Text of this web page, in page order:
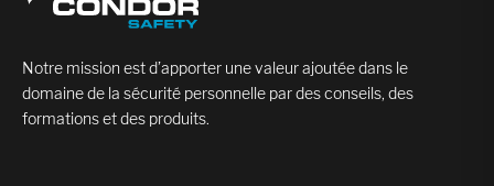
Notre mission est d’apporter une valeur ajoutée dans le
domaine de la sécurité personnelle par des conseils, des
formations et des produits.